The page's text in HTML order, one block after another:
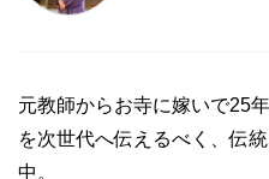
元教師からお寺に嫁いで25
を次世代へ伝えるべく、伝
中。